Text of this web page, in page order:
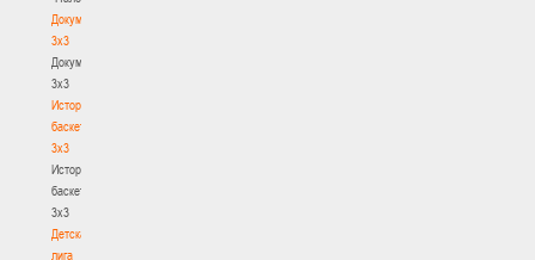
Документы
3х3
Документы
3х3
История
баскетбола
3х3
История
баскетбола
3х3
Детская
лига